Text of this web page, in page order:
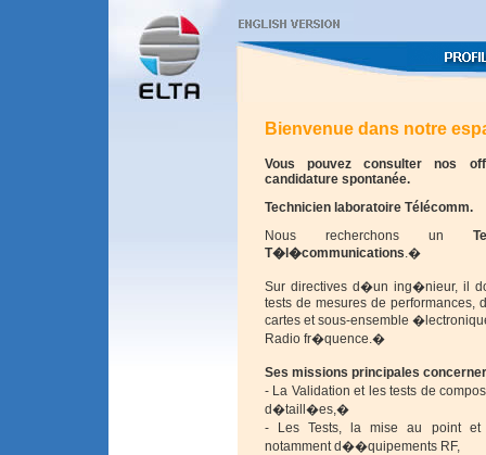
Bienvenue dans notre
Vous pouvez consulter nos
candidature spontanée.
Technicien laboratoire Télécomm.
Nous recherchons un
T�l�communications.�
Sur directives d�un ing�nieur, il
tests de mesures de performances,
cartes et sous-ensemble
Radio fr�quence.�
Ses missions principales
- La Validation et les tests de
d�taill�es,�
-
Les Tests, la mise au point
notamment d��quipements RF,